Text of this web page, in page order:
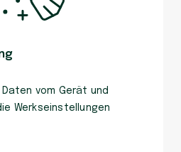
vom Gerät und
Werkseinstellungen